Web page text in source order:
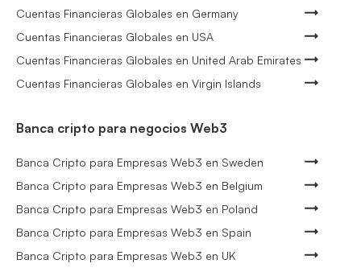
Cuentas Financieras Globales en Germany
Cuentas Financieras Globales en USA
Cuentas Financieras Globales en United Arab Emirates
Cuentas Financieras Globales en Virgin Islands
Banca cripto para negocios Web3
Banca Cripto para Empresas Web3 en Sweden
Banca Cripto para Empresas Web3 en Belgium
Banca Cripto para Empresas Web3 en Poland
Banca Cripto para Empresas Web3 en Spain
Banca Cripto para Empresas Web3 en UK